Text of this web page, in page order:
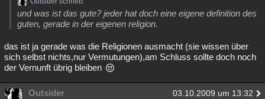
und was ist das gute? jeder hat doch eine eigene definition des
guten, gerade in der eigenen religion.
das ist ja gerade was die Religionen ausmacht (sie wissen über
sich selbst nichts,nur Vermutungen),am Schluss sollte doch noch
der Vernunft übrig bleiben
Outsider 03.10.2009 um 13:32